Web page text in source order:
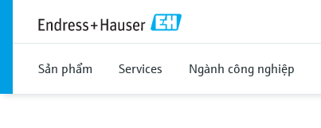
Sản phẩm Services Ngành công nghiệp